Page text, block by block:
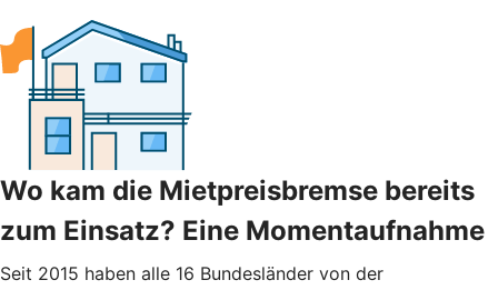
Wo kam die Mietpreisbremse bereits
zum Einsatz? Eine Momentaufnahme
Seit 2015 haben alle 16 Bundesländer von der